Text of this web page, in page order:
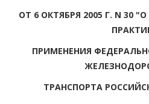
ОТ 6 ОКТЯБРЯ 2005 Г. N 30
ПРИМЕНЕНИЯ
ТРАНСПОРТА